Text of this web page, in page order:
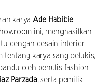
karya Ade Habibie
ini, menghasilkan
dengan desain interior
tentang karya sang pelukis,
oleh penulis fashion
Parzada, serta pemilik